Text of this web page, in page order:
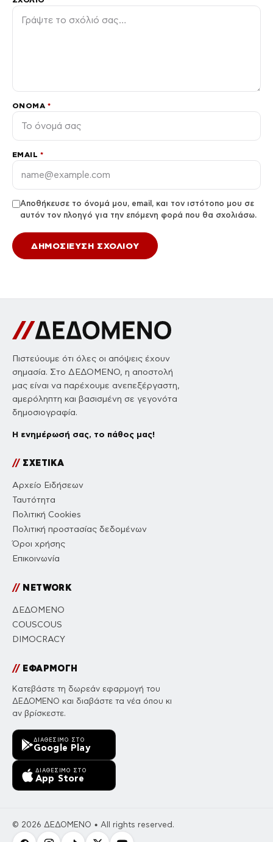
ΌΝΟΜΑ *
EMAIL *
Αποθήκευσε το όνομά μου, email, και τον ιστότοπο μου σε
αυτόν τον πλοηγό για την επόμενη φορά που θα σχολιάσω.
Πιστεύουμε ότι όλες οι απόψεις έχουν
σημασία. Στο ΔΕΔΟΜΕΝΟ, η αποστολή
μας είναι να παρέχουμε ανεπεξέργαστη,
αμερόληπτη και βασισμένη σε γεγονότα
δημοσιογραφία.
Η ενημέρωσή σας, το πάθος μας!
//ΣΧΕΤΙΚΑ
Αρχείο Ειδήσεων
Ταυτότητα
Πολιτική Cookies
Πολιτική προστασίας δεδομένων
Όροι χρήσης
Επικοινωνία
//NETWORK
ΔΕΔΟΜΕΝΟ
COUSCOUS
DIMOCRACY
//ΕΦΑΡΜΟΓΗ
Κατεβάστε τη δωρεάν εφαρμογή του
ΔΕΔΟΜΕΝΟ και διαβάστε τα νέα όπου κι
αν βρίσκεστε.
ΔΙΑΘΈΣΙΜΟ ΣΤΟ
Google Play
ΔΙΑΘΈΣΙΜΟ ΣΤΟ
App Store
© 2026 ΔΕΔΟΜΕΝΟ • All rights reserved.